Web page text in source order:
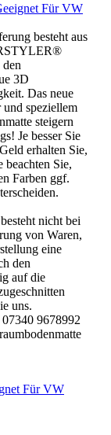
Für VW
besteht aus
3D
Das neue
speziellem
steigern
Je besser Sie
erhalten Sie,
beachten Sie,
Farben ggf.
nicht bei
von Waren,
eine
den
auf die
uns.
9678992